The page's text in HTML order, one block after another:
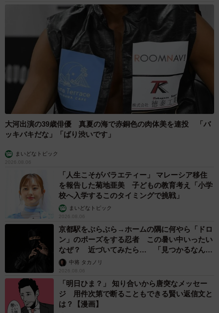
大河出演の39歳俳優 真夏の海で赤銅色の肉体美を連投 「バ
ッキバキだな」「ばり渋いです」
まいどなトピック
2026.08.06
「人生こそがバラエティー」 マレーシア移住
を報告した菊地亜美 子どもの教育考え「小学
校へ入学するこのタイミングで挑戦」
まいどなトピック
2026.08.06
京都駅をぶらぶら→ホームの隅に何やら「ドロ
ン」のポーズをする忍者 この暑い中いったい
なぜ？ 近づいてみたら… 「見つかるなんて
未熟」中将 タカノリ
2026.08.06
「明日ひま？」 知り合いから唐突なメッセー
ジ 用件次第で断ることもできる賢い返信文と
は？【漫画】